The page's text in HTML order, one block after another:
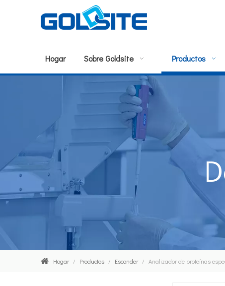
Hogar Sobre Goldsite Productos
Hogar / Productos / Esconder / Analizador de proteínas